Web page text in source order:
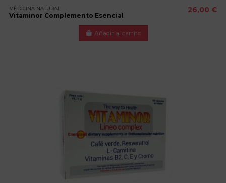
MEDICINA NATURAL
Vitaminor Complemento Esencial
26,00 €
Añadir al carrito